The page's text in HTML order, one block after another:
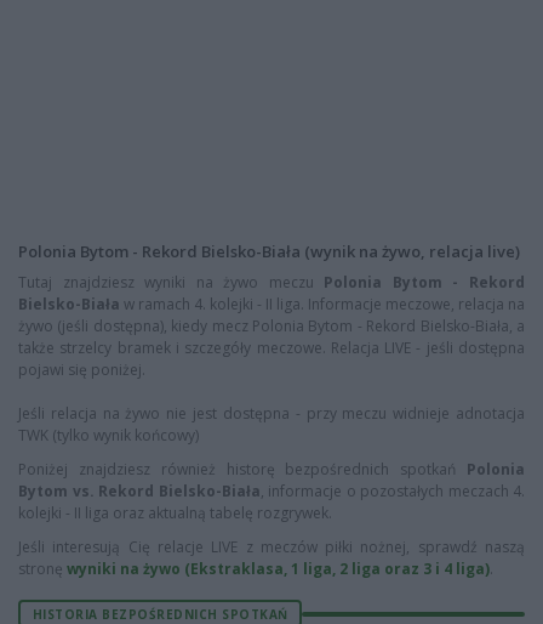
Polonia Bytom - Rekord Bielsko-Biała (wynik na żywo, relacja live)
Tutaj znajdziesz wyniki na żywo meczu Polonia Bytom - Rekord
Bielsko-Biała w ramach 4. kolejki - II liga. Informacje meczowe, relacja na
żywo (jeśli dostępna), kiedy mecz Polonia Bytom - Rekord Bielsko-Biała, a
także strzelcy bramek i szczegóły meczowe. Relacja LIVE - jeśli dostępna
pojawi się poniżej.
Jeśli relacja na żywo nie jest dostępna - przy meczu widnieje adnotacja
TWK (tylko wynik końcowy)
Poniżej znajdziesz również historę bezpośrednich spotkań Polonia
Bytom vs. Rekord Bielsko-Biała, informacje o pozostałych meczach 4.
kolejki - II liga oraz aktualną tabelę rozgrywek.
Jeśli interesują Cię relacje LIVE z meczów piłki nożnej, sprawdź naszą
stronę wyniki na żywo (Ekstraklasa, 1 liga, 2 liga oraz 3 i 4 liga).
HISTORIA BEZPOŚREDNICH SPOTKAŃ